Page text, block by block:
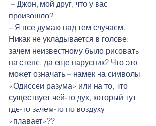
произошло?
– Я все думаю над тем случаем.
Никак не укладывается в голове:
зачем неизвестному было рисовать
на стене, да еще парусник? Что это
может означать – намек на символы
«Одиссеи разума» или на то, что
существует чей-то дух, который тут
где-то зачем-то по воздуху
«плавает»??